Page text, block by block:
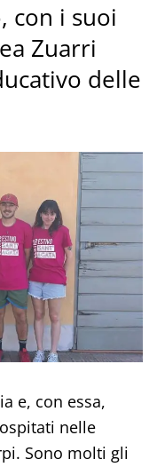
con i suoi
Zuarri
delle
e, con essa,
nelle
Sono molti gli